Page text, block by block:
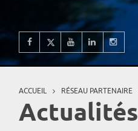
Vous êtes ici
ACCUEIL RÉSEAU PARTENAIRE
Actualités